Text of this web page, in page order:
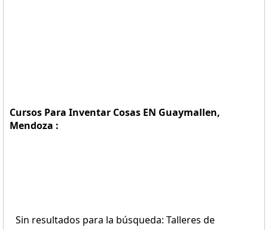
Cursos Para Inventar Cosas EN Guaymallen,
Mendoza :
Sin resultados para la búsqueda: Talleres de